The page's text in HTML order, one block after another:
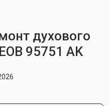
духового
95751 AK